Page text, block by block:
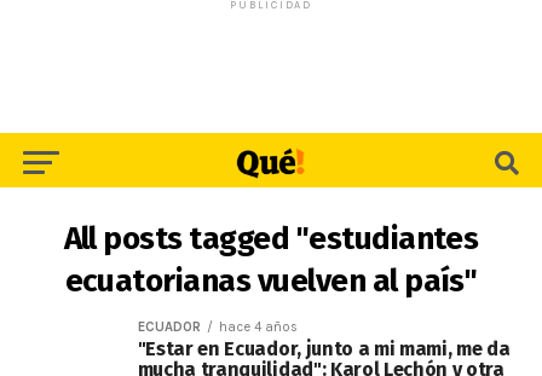
PUBLICIDAD
All posts tagged "estudiantes
ecuatorianas vuelven al país"
ECUADOR hace 4 años
"Estar en Ecuador, junto a mi mami, me da
mucha tranquilidad": Karol Lechón y otra